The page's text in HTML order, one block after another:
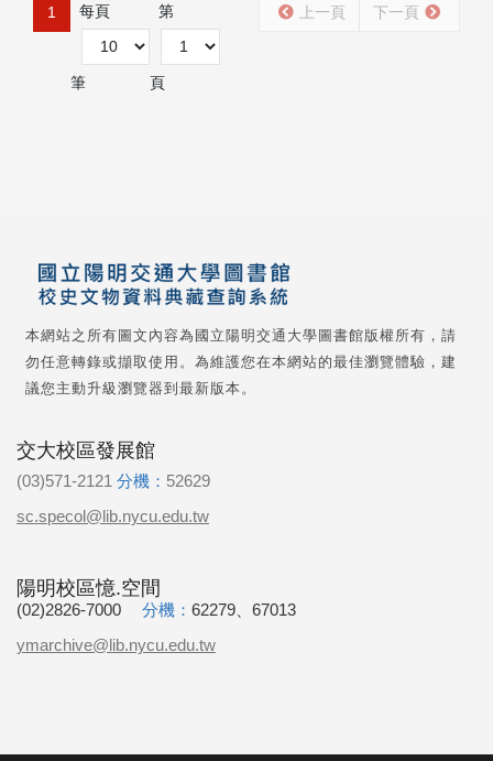
1 每頁
筆
第
頁
上一頁 下一頁
本網站之所有圖文內容為國立陽明交通大學圖書館版權所有，請
勿任意轉錄或擷取使用。為維護您在本網站的最佳瀏覽體驗，建
議您主動升級瀏覽器到最新版本。
交大校區發展館
(03)571-2121 分機： 52629
sc.specol@lib.nycu.edu.tw
陽明校區憶.空間
(02)2826-7000 分機： 62279、67013
ymarchive@lib.nycu.edu.tw